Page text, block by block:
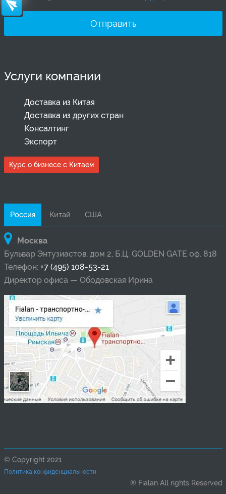
Услуги компании
Доставка из Китая
Доставка из других стран
Консалтинг
Экспорт
Курс о бизнесе с Китаем
Россия Китай США
Москва
Бульвар Энтузиастов, дом 2, Б.Ц. GOLDEN GATE оф. 818
Телефон: +7 (495) 108-53-21
Директор офиса — Ободовская Ирина
© Copyright 2021
Политика конфиденциальности
® Fialan All rights Reserved